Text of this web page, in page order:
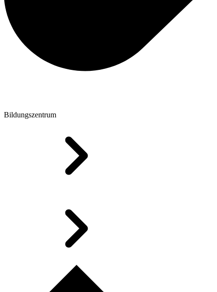
Bildungszentrum